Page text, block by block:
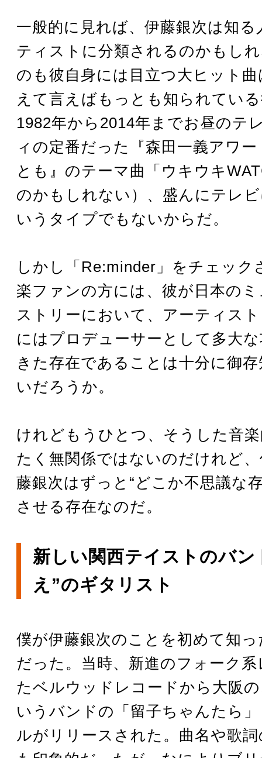
一般的に見れば、伊藤銀次は知る
ティストに分類されるのかもし
のも彼自身には目立つ大ヒット
えて言えばもっとも知られてい
1982年から2014年までお昼のテ
ィの定番だった『森田一義アワ
とも』のテーマ曲「ウキウキ
のかもしれない）、盛んにテレ
いうタイプでもないからだ。
しかし「Re:minder」をチェック
楽ファンの方には、彼が日本の
ストリーにおいて、アーティス
にはプロデューサーとして多大
きた存在であることは十分に御
いだろうか。
けれどもうひとつ、そうした音
たく無関係ではないのだけれど
藤銀次はずっと“どこか不思議な
させる存在なのだ。
新しい関西テイストのバン
え”のギタリスト
僕が伊藤銀次のことを初めて知
だった。当時、新進のフォーク
たベルウッドレコードから大阪
いうバンドの「留子ちゃんたら
ルがリリースされた。曲名や歌